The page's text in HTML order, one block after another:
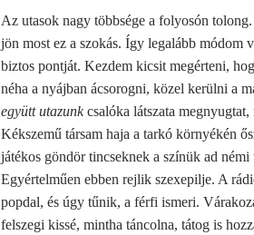
Az utasok nagy többsége a folyosón
jön most ez a szokás. Így legalább módom
biztos pontját. Kezdem kicsit megérteni,
néha a nyájban ácsorogni, közel kerülni a
együtt utazunkcsalóka látszata
Kékszemű társam haja a tarkó környékén
játékos göndör tincseknek a színük ad némi
Egyértelműen ebben rejlik szexepilje. A
popdal, és úgy tűnik, a férfi ismeri.
felszegi kissé, mintha táncolna, tátog is